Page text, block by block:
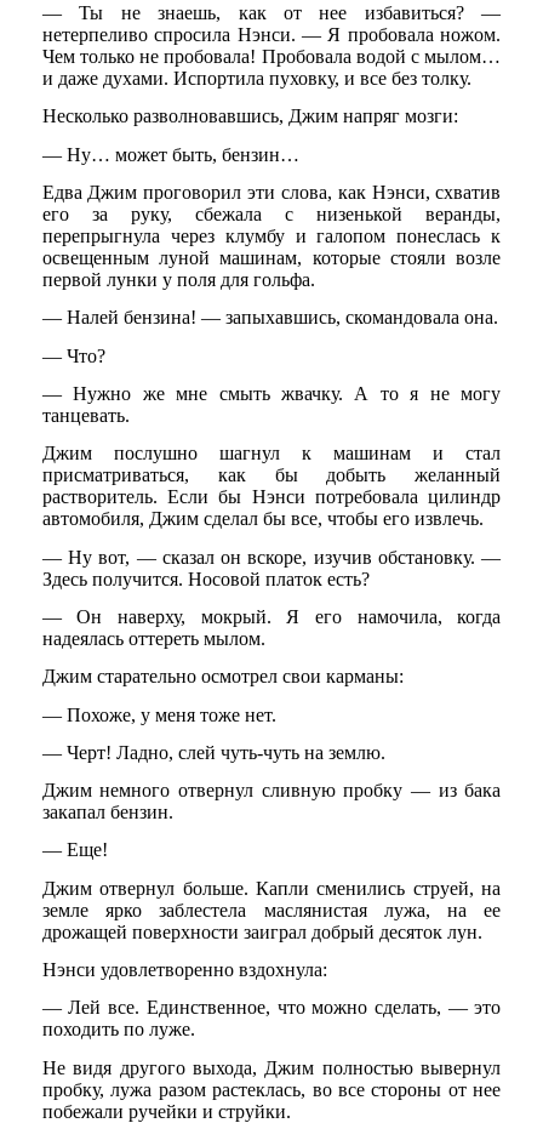
— Ты не знаешь, как от нее избавиться? —
нетерпеливо спросила Нэнси. — Я пробовала ножом.
Чем только не пробовала! Пробовала водой с мылом…
и даже духами. Испортила пуховку, и все без толку.
Несколько разволновавшись, Джим напряг мозги:
— Ну… может быть, бензин…
Едва Джим проговорил эти слова, как Нэнси, схватив
его за руку, сбежала с низенькой веранды,
перепрыгнула через клумбу и галопом понеслась к
освещенным луной машинам, которые стояли возле
первой лунки у поля для гольфа.
— Налей бензина! — запыхавшись, скомандовала она.
— Что?
— Нужно же мне смыть жвачку. А то я не могу
танцевать.
Джим послушно шагнул к машинам и стал
присматриваться, как бы добыть желанный
растворитель. Если бы Нэнси потребовала цилиндр
автомобиля, Джим сделал бы все, чтобы его извлечь.
— Ну вот, — сказал он вскоре, изучив обстановку. —
Здесь получится. Носовой платок есть?
— Он наверху, мокрый. Я его намочила, когда
надеялась оттереть мылом.
Джим старательно осмотрел свои карманы:
— Похоже, у меня тоже нет.
— Черт! Ладно, слей чуть-чуть на землю.
Джим немного отвернул сливную пробку — из бака
закапал бензин.
— Еще!
Джим отвернул больше. Капли сменились струей, на
земле ярко заблестела маслянистая лужа, на ее
дрожащей поверхности заиграл добрый десяток лун.
Нэнси удовлетворенно вздохнула:
— Лей все. Единственное, что можно сделать, — это
походить по луже.
Не видя другого выхода, Джим полностью вывернул
пробку, лужа разом растеклась, во все стороны от нее
побежали ручейки и струйки.